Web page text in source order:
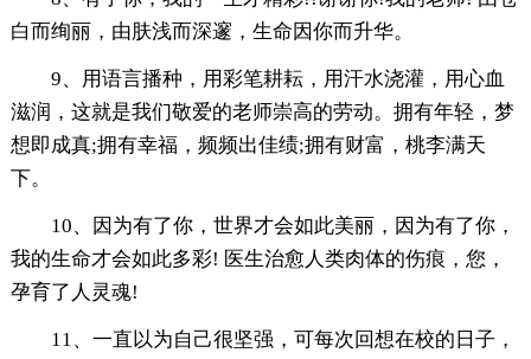
白而绚丽，由肤浅而深邃，生命因你而升华。
9、用语言播种，用彩笔耕耘，用汗水浇灌，用心血
滋润，这就是我们敬爱的老师崇高的劳动。拥有年轻，梦
想即成真;拥有幸福，频频出佳绩;拥有财富，桃李满天
下。
10、因为有了你，世界才会如此美丽，因为有了你，
我的生命才会如此多彩! 医生治愈人类肉体的伤痕，您，
孕育了人灵魂!
11、一直以为自己很坚强，可每次回想在校的日子，